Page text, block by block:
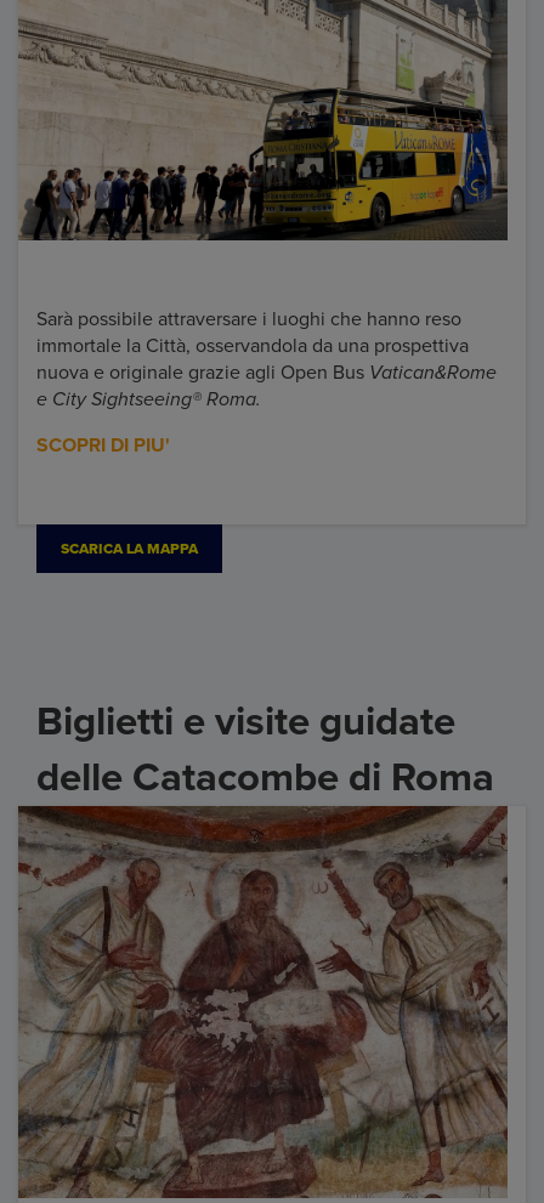
Sarà possibile attraversare i luoghi che hanno reso
immortale la Città, osservandola da una prospettiva
nuova e originale grazie agli Open Bus Vatican&Rome
e City Sightseeing® Roma.
SCOPRI DI PIU'
SCARICA LA MAPPA
Biglietti e visite guidate
delle Catacombe di Roma